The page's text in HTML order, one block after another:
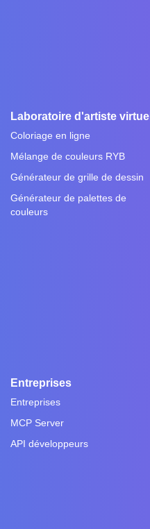
Laboratoire d'artiste virtuel
Coloriage en ligne
Mélange de couleurs RYB
Générateur de grille de dessin
Générateur de palettes de
couleurs
Entreprises
Entreprises
MCP Server
API développeurs